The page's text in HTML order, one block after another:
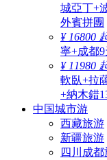
城亞丁+
外賓拼團
¥ 16800
寧+成都9
¥ 11980
軟臥+拉
+納木錯
中国城市游
西藏旅游
新疆旅游
四川成